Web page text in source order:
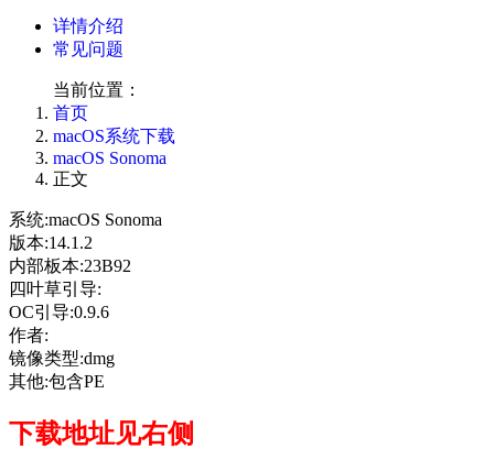
详情介绍
常见问题
当前位置：
首页
macOS系统下载
macOS Sonoma
正文
系统:macOS Sonoma
版本:14.1.2
内部板本:23B92
四叶草引导:
OC引导:0.9.6
作者:
镜像类型:dmg
其他:包含PE
下载地址见右侧